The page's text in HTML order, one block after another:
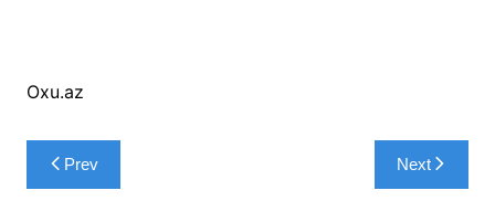
Oxu.az
Yazı
naviqasiyası
Prev Next